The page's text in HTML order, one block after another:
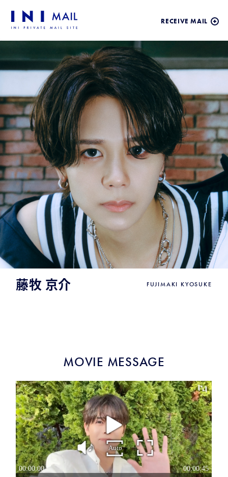
RECEIVE MAIL
藤牧 京介 FUJIMAKI KYOSUKE
MOVIE MESSAGE